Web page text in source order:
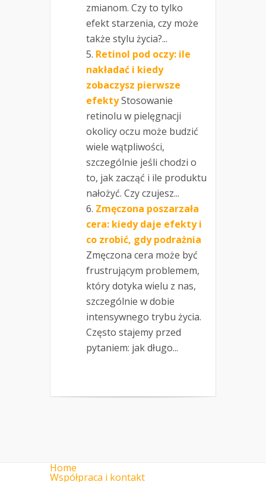
zmianom. Czy to tylko
efekt starzenia, czy może
także stylu życia?...
Retinol pod oczy: ile
nakładać i kiedy
zobaczysz pierwsze
efektyStosowanie
retinolu w pielęgnacji
okolicy oczu może budzić
wiele wątpliwości,
szczególnie jeśli chodzi o
to, jak zacząć i ile produktu
nałożyć. Czy czujesz...
Zmęczona poszarzała
cera: kiedy daje efekty i
co zrobić, gdy podrażnia
Zmęczona cera może być
frustrującym problemem,
który dotyka wielu z nas,
szczególnie w dobie
intensywnego trybu życia.
Często stajemy przed
pytaniem: jak długo...
Home
Współpraca i kontakt